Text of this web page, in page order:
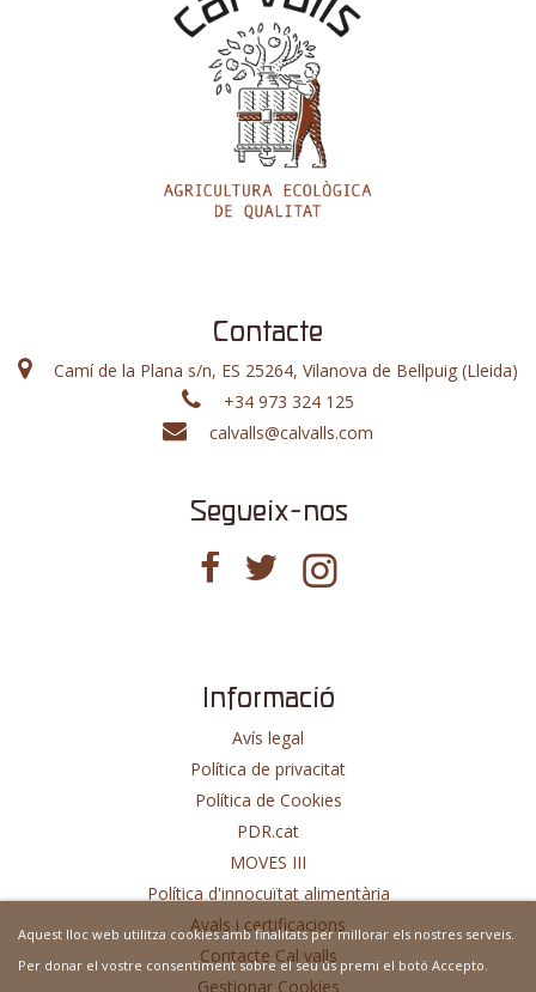
Contacte
Camí de la Plana s/n, ES 25264, Vilanova de Bellpuig (Lleida)
+34 973 324 125
calvalls@calvalls.com
Segueix-nos
Informació
Avís legal
Política de privacitat
Política de Cookies
PDR.cat
MOVES III
Política d'innocuïtat alimentària
Avals i certificacions
Contacte Cal valls
Gestionar Cookies
Aquest lloc web utilitza cookies amb finalitats per millorar els nostres serveis.
Per donar el vostre consentiment sobre el seu ús premi el botó Accepto.